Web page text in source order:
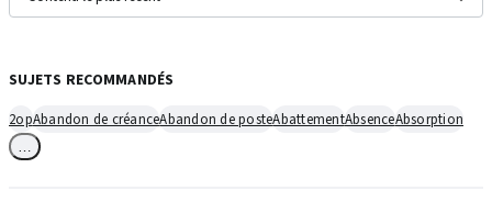
SUJETS RECOMMANDÉS
2opAbandon de créanceAbandon de posteAbattementAbsenceAbsorption